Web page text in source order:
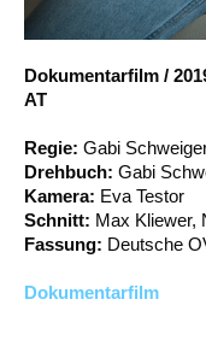
Dokumentarfilm /
AT
Regie: Gabi
Drehbuch: Gabi
Kamera: Eva Testor
Schnitt: Max Kliewer,
Fassung: Deutsche
Dokumentarfilm